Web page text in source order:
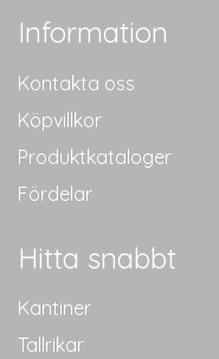
Information
Kontakta oss
Köpvillkor
Produktkataloger
Fördelar
Hitta snabbt
Kantiner
Tallrikar